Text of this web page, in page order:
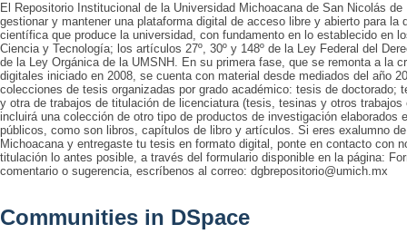
El Repositorio Institucional de la Universidad Michoacana de San Nicolás
gestionar y mantener una plataforma digital de acceso libre y abierto para la
científica que produce la universidad, con fundamento en lo establecido en
Ciencia y Tecnología; los artículos 27º, 30º y 148º de la Ley Federal del
de la Ley Orgánica de la UMSNH. En su primera fase, que se remonta a la
digitales iniciado en 2008, se cuenta con material desde mediados del año
colecciones de tesis organizadas por grado académico: tesis de doctorado;
y otra de trabajos de titulación de licenciatura (tesis, tesinas y otros
incluirá una colección de otro tipo de productos de investigación elaborados
públicos, como son libros, capítulos de libro y artículos. Si eres exalumno
Michoacana y entregaste tu tesis en formato digital, ponte en contacto con
titulación lo antes posible, a través del formulario disponible en la página:
comentario o sugerencia, escríbenos al correo: dgbrepositorio@umich.mx
Communities in DSpace